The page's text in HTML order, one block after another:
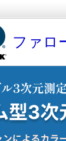
ファロ